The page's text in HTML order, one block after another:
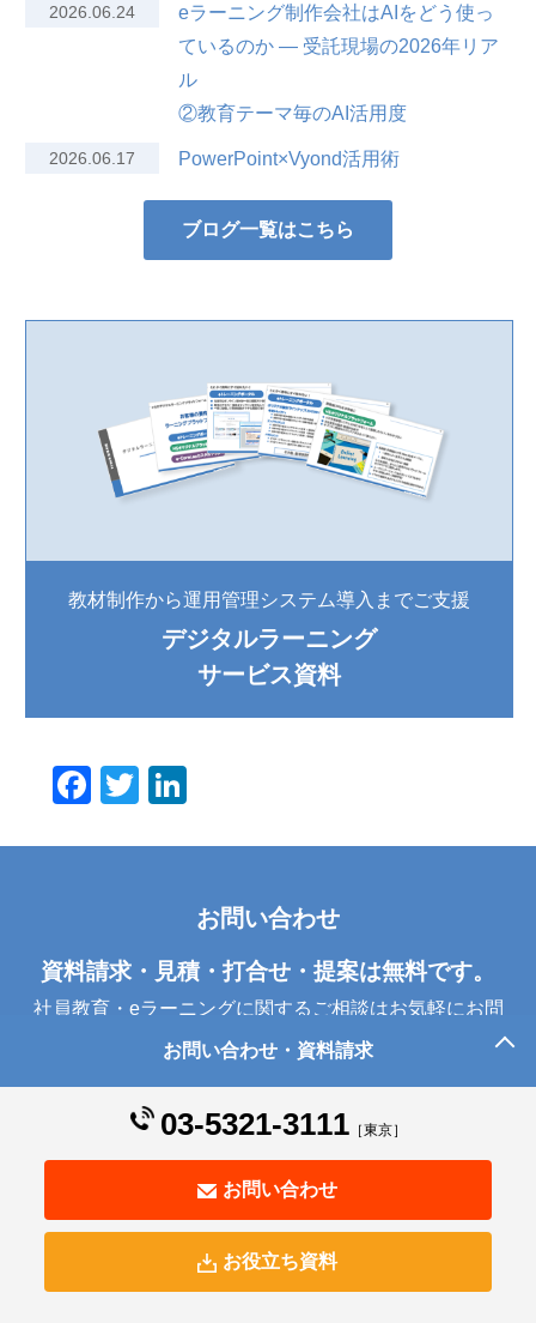
2026.06.24
eラーニング制作会社はAIをどう使っ
ているのか — 受託現場の2026年リア
ル
②教育テーマ毎のAI活用度
2026.06.17 PowerPoint×Vyond活用術
ブログ一覧はこちら
教材制作から運用管理システム導入までご支援
デジタルラーニング
サービス資料
F
o
o
T
e
dI
n
お問い合わせ・資料請求
03-5321-3111［東京］
お問い合わせ
お役立ち資料
お問い合わせ
資料請求・見積・打合せ・提案は無料です。
社員教育・eラーニングに関するご相談はお気軽にお問
い合わせください
資料請求・見積・打合せ・提案 無料
お問い合わせ
お電話でのお問い合わせ
東京本社03-5321-3111